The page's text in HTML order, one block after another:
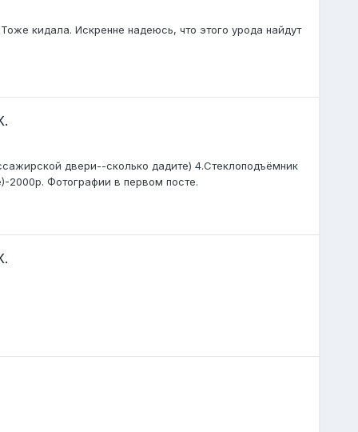
кидала. Искренне надеюсь, что этого урода найдут
двери--сколько дадите) 4.Стеклоподъёмник
2000р. Фотографии в первом посте.